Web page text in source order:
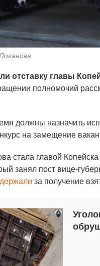
отставку главы
полномочий
должны назначить
на замещение
стала главой
занял пост вице-
за получение